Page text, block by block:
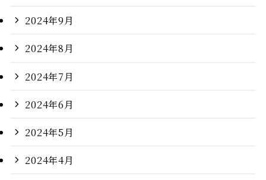
2024年9月
2024年8月
2024年7月
2024年6月
2024年5月
2024年4月